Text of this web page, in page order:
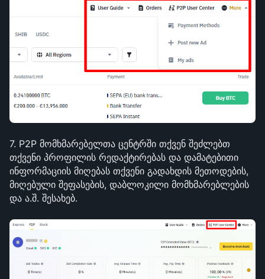
7. P2P მომხმარებელთა ცენტრში თქვენ შეძლებთ
თქვენი პროფილის რედაქტირებას და დამატებითი
ინფორმაციის მიღებას თქვენი გადახდის მეთოდების,
მიღებული შეფასების, დაბლოკილი მომხმარებლების
და ა.შ. შესახებ.